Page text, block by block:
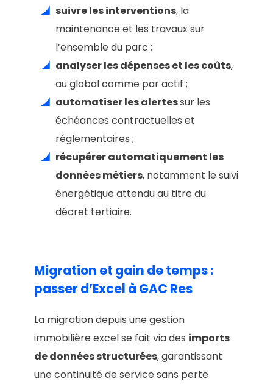
suivre les interventions, la
maintenance et les travaux sur
l’ensemble du parc ;
analyser les dépenses et les coûts,
au global comme par actif ;
automatiser les alertessur les
échéances contractuelles et
réglementaires ;
récupérer automatiquement les
données métiers, notamment le suivi
énergétique attendu au titre du
décret tertiaire.
Migration et gain de temps :
passer d’Excel à GAC Res
La migration depuis une gestion
immobilière excel se fait via des imports
de données structurées, garantissant
une continuité de service sans perte